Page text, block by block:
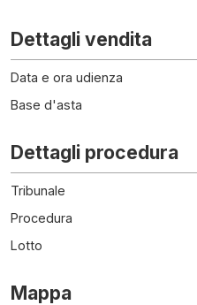
Dettagli vendita
Data e ora udienza
Base d'asta
Dettagli procedura
Tribunale
Procedura
Lotto
Mappa